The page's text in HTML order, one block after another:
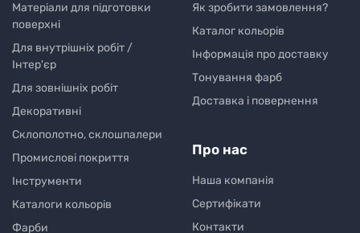
Матеріали для підготовки
поверхні
Для внутрішніх робіт /
Інтер'єр
Для зовнішніх робіт
Декоративні
Склополотно, склошпалери
Промислові покриття
Інструменти
Каталоги кольорів
Фарби
Як зробити замовлення?
Каталог кольорів
Інформація про доставку
Тонування фарб
Доставка і повернення
Про нас
Наша компанія
Сертифікати
Контакти